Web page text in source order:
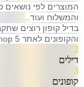
והמשלוח ועוד..
והקופונים לאתר shop 5.
2
דילים
3
קופונים